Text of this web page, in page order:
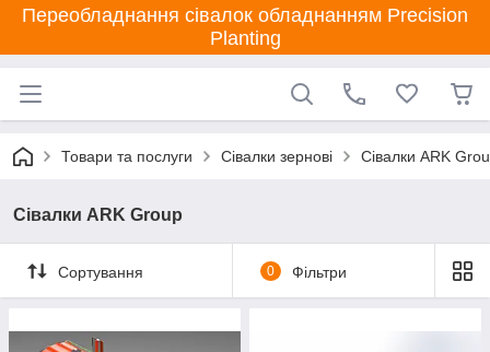
Переобладнання сівалок обладнанням Precision
Planting
Товари та послуги Сівалки зернові Сівалки ARK
Сівалки ARK Group
Сортування 0 Фільтри